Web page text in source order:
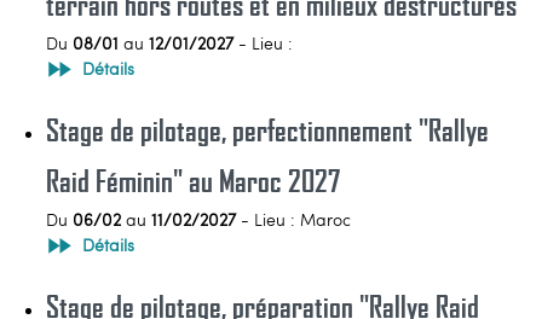
Du 08/01 au 12/01/2027- Lieu :
Détails
Stage de pilotage, perfectionnement "Rallye
Raid Féminin" au Maroc 2027
Du 06/02 au 11/02/2027- Lieu : Maroc
Détails
Stage de pilotage, préparation "Rallye Raid